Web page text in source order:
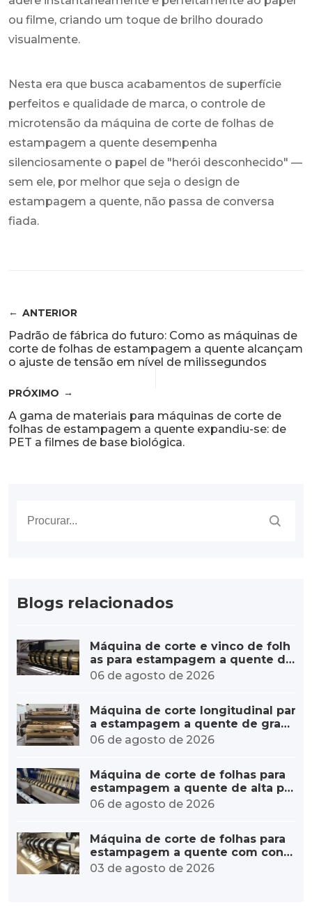
ou filme, criando um toque de brilho dourado
visualmente.
Nesta era que busca acabamentos de superfície
perfeitos e qualidade de marca, o controle de
microtensão da máquina de corte de folhas de
estampagem a quente desempenha
silenciosamente o papel de "herói desconhecido" —
sem ele, por melhor que seja o design de
estampagem a quente, não passa de conversa
fiada.
ANTERIOR
Padrão de fábrica do futuro: Como as máquinas de
corte de folhas de estampagem a quente alcançam
o ajuste de tensão em nível de milissegundos
PRÓXIMO
A gama de materiais para máquinas de corte de
folhas de estampagem a quente expandiu-se: de
PET a filmes de base biológica.
Blogs relacionados
Máquina de corte e vinco de folh
as para estampagem a quente de
alta velocidade – aumento de cap
acidade
06 de agosto de 2026
Máquina de corte longitudinal par
a estampagem a quente de gran
de diâmetro, personalizada para r
olos grandes.
06 de agosto de 2026
Máquina de corte de folhas para
estampagem a quente de alta pr
ecisão – erro mínimo
06 de agosto de 2026
Máquina de corte de folhas para
estampagem a quente com contr
ole de tensão estável: da tensão
precisa à qualidade excepcional.
03 de agosto de 2026